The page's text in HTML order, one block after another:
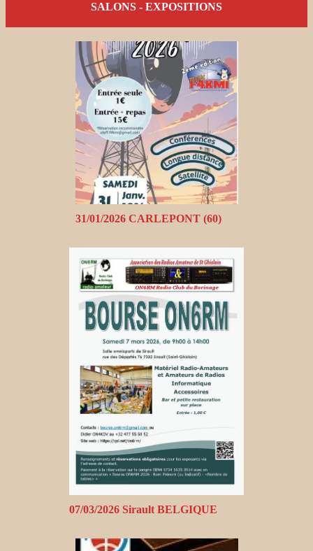
SALONS - EXPOSITIONS
31/01/2026 CARLEPONT (60)
07/03/2026 Sirault BELGIQUE